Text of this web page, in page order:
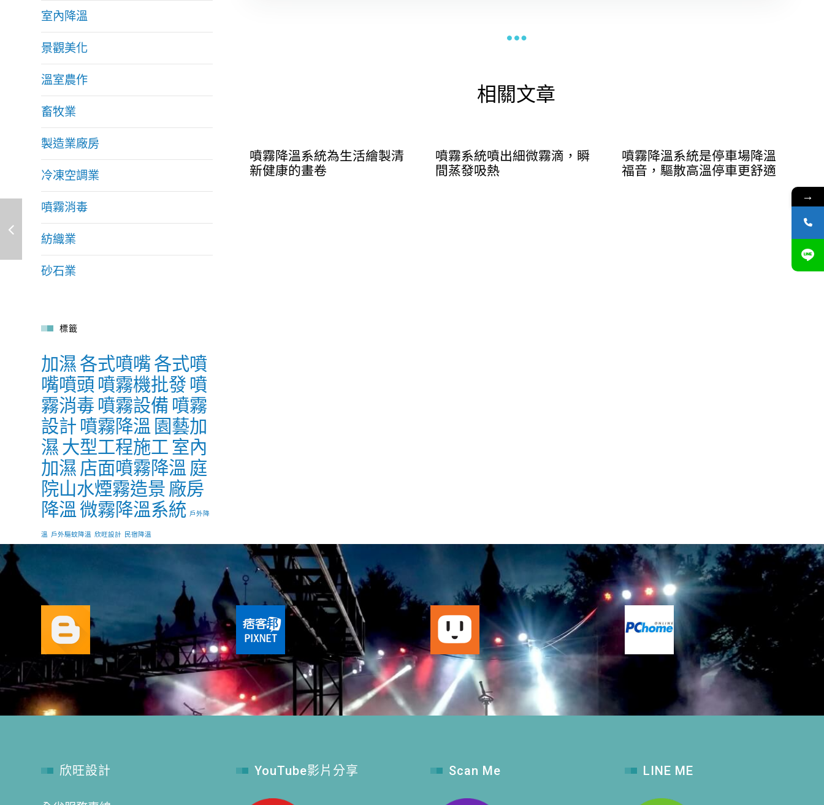
相關文章
噴霧降溫系統為生活繪製清
新健康的畫卷
噴霧系統噴出細微霧滴，瞬
間蒸發吸熱
噴霧降溫系統是停車場降溫
福音，驅散高溫停車更舒適
室內降溫
景觀美化
溫室農作
畜牧業
製造業廠房
冷凍空調業
噴霧消毒
紡織業
砂石業
標籤
加濕 各式噴嘴各式噴
嘴噴頭 噴霧機批發 噴
霧消毒 噴霧設備 噴霧
設計 噴霧降溫 園藝加
濕 大型工程施工 室內
加濕 店面噴霧降溫 庭
院山水煙霧造景 廠房
降溫 微霧降溫系統 戶外降
溫 戶外驅蚊降溫 欣旺設計 民宿降溫
欣旺設計 YouTube影片分享 Scan Me LINE ME
→